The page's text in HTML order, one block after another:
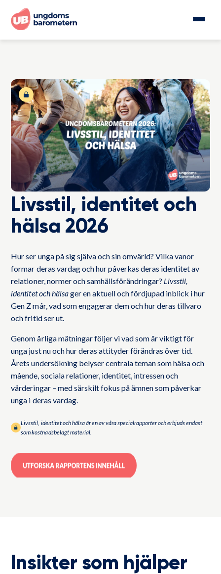
Livsstil, identitet och
hälsa 2026
Hur ser unga på sig själva och sin omvärld? Vilka vanor
formar deras vardag och hur påverkas deras identitet av
relationer, normer och samhällsförändringar? Livsstil,
identitet och hälsager en aktuell och fördjupad inblick i hur
Gen Z mår, vad som engagerar dem och hur deras tillvaro
och fritid ser ut.
Genom årliga mätningar följer vi vad som är viktigt för
unga just nu och hur deras attityder förändras över tid.
Årets undersökning belyser centrala teman som hälsa och
mående, sociala relationer, identitet, intressen och
värderingar – med särskilt fokus på ämnen som påverkar
unga i deras vardag.
Livsstil, identitet och hälsa är en av våra specialrapporter och erbjuds endast
som kostnadsbelagt material.
Insikter som hjälper